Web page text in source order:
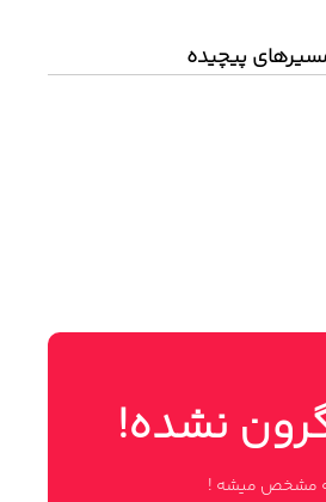
پیچیده
نشده!
مشخص میشه !